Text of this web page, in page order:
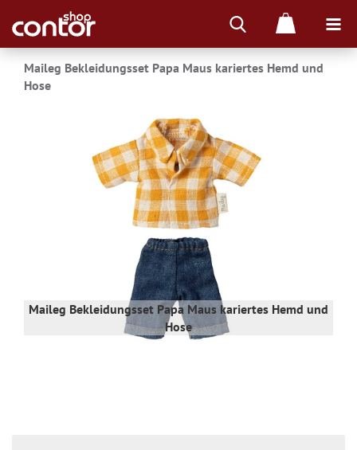
Maileg Bekleidungsset Papa Maus kariertes Hemd und
Hose
Maileg Bekleidungsset Papa Maus kariertes Hemd und
Hose